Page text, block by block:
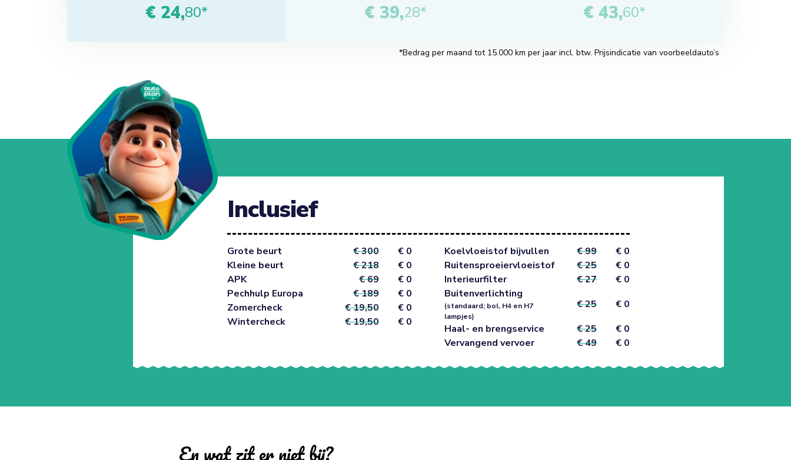
€ 24,80* € 39,28* € 43,60*
*Bedrag per maand tot 15.000 km per jaar incl. btw. Prijsindicatie van voorbeeldauto’s
Inclusief
Grote beurt € 300
€ 0
Kleine beurt
€ 218
€ 0
APK
€ 69
€ 0
Pechhulp Europa
€ 189
€ 0
Zomercheck
€ 19,50
€ 0
Wintercheck
€ 19,50 € 0
Koelvloeistof bijvullen € 99
€ 0
Ruitensproeiervloeistof
€ 25
€ 0
Interieurfilter
€ 27
€ 0
Buitenverlichting
(standaard; bol, H4 en H7
lampjes)
€ 25
€ 0
Haal- en brengservice
€ 25
€ 0
Vervangend vervoer
€ 49 € 0
En wat zit er niet bij?